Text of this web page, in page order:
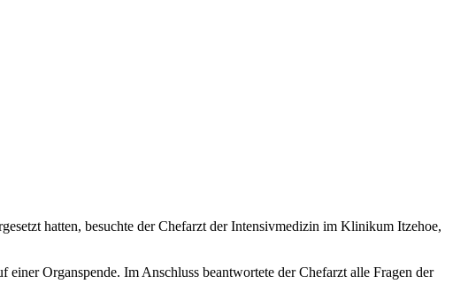
hatten, besuchte der Chefarzt der Intensivmedizin im Klinikum Itzehoe,
Organspende. Im Anschluss beantwortete der Chefarzt alle Fragen der